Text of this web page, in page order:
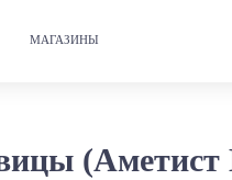
МАГАЗИНЫ